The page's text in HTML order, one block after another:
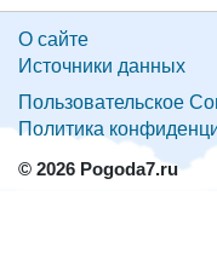
О сайте
Источники данных
Пользовательское
Политика
© 2026 Pogoda7.ru